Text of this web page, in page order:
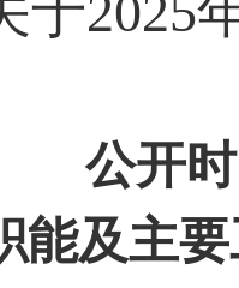
于2025
公开
能及主